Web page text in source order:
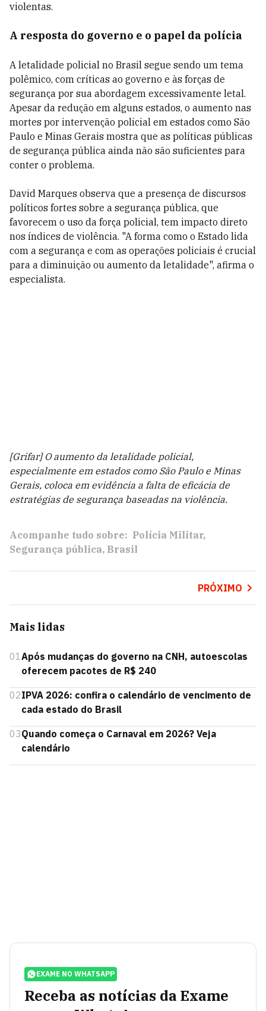
violentas.
A resposta do governo e o papel da polícia
A letalidade policial no Brasil segue sendo um tema
polêmico, com críticas ao governo e às forças de
segurança por sua abordagem excessivamente letal.
Apesar da redução em alguns estados, o aumento nas
mortes por intervenção policial em estados como São
Paulo e Minas Gerais mostra que as políticas públicas
de segurança pública ainda não são suficientes para
conter o problema.
David Marques observa que a presença de discursos
políticos fortes sobre a segurança pública, que
favorecem o uso da força policial, tem impacto direto
nos índices de violência. "A forma como o Estado lida
com a segurança e com as operações policiais é crucial
para a diminuição ou aumento da letalidade", afirma o
especialista.
[Grifar] O aumento da letalidade policial,
especialmente em estados como São Paulo e Minas
Gerais, coloca em evidência a falta de eficácia de
estratégias de segurança baseadas na violência.
Acompanhe tudo sobre: Polícia Militar
Segurança pública Brasil
PRÓXIMO
Mais lidas
01Após mudanças do governo na CNH, autoescolas
oferecem pacotes de R$ 240
02IPVA 2026: confira o calendário de vencimento de
cada estado do Brasil
03Quando começa o Carnaval em 2026? Veja
calendário
EXAME NO WHATSAPP
Receba as notícias da Exame